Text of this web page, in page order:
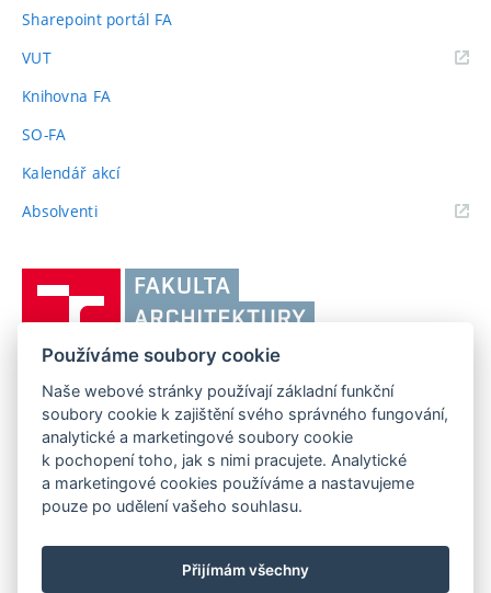
Sharepoint portál FA
VUT(externí
Knihovna FA
SO-FA
Kalendář akcí
Absolventi(externí
Brně,
Fakulta
architektury
FAKULTA ARCHITEKTURY VUT V BRNĚ
Poříčí 273/5, 639 00 Brno
Telefon: 54114 6600
www.fa.vutbr.cz
info@fa.vutbr.cz
Používáme soubory cookie
Naše webové stránky používají základní funkční
soubory cookie k zajištění svého správného fungování,
analytické a marketingové soubory cookie
k pochopení toho, jak s nimi pracujete. Analytické
a marketingové cookies používáme a nastavujeme
pouze po udělení vašeho souhlasu.
Přijímám všechny